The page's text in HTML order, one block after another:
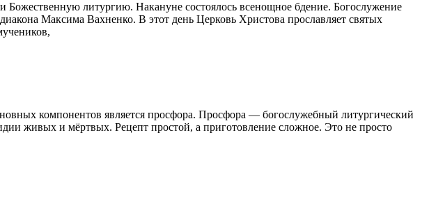
литургию. Накануне состоялось всенощное бдение. Богослужение
Максима Вахненко. В этот день Церковь Христова прославляет святых
компонентов является просфора. Просфора — богослужебный литургический
живых и мёртвых. Рецепт простой, а приготовление сложное. Это не просто